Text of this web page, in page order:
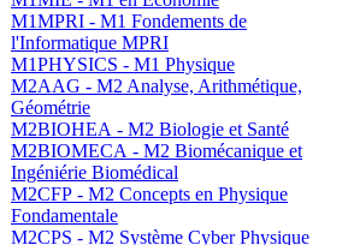
M1MPRI - M1 Fondements de
l'Informatique MPRI
M1PHYSICS - M1 Physique
M2AAG - M2 Analyse, Arithmétique,
Géométrie
M2BIOHEA - M2 Biologie et Santé
M2BIOMECA - M2 Biomécanique et
Ingéniérie Biomédical
M2CFP - M2 Concepts en Physique
Fondamentale
M2CPS - M2 Système Cyber Physique